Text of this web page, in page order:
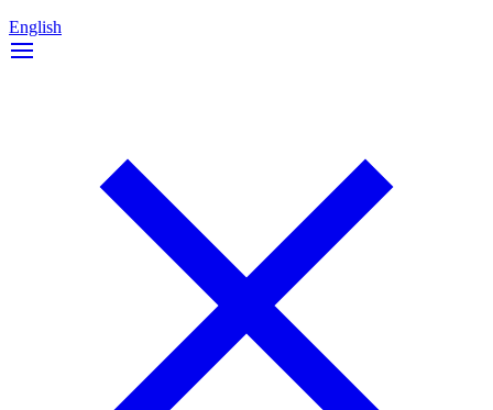
English